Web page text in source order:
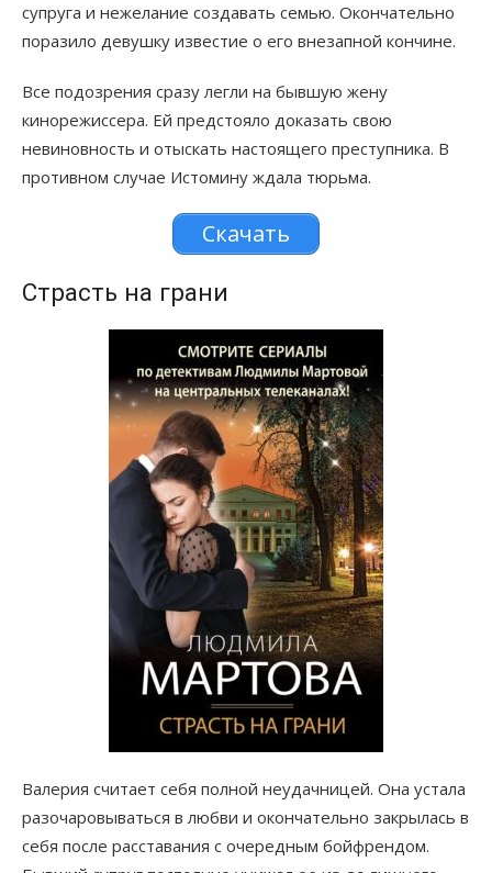
супруга и нежелание создавать семью. Окончательно
поразило девушку известие о его внезапной кончине.
Все подозрения сразу легли на бывшую жену
кинорежиссера. Ей предстояло доказать свою
невиновность и отыскать настоящего преступника. В
противном случае Истомину ждала тюрьма.
Скачать
Страсть на грани
Валерия считает себя полной неудачницей. Она устала
разочаровываться в любви и окончательно закрылась в
себя после расставания с очередным бойфрендом.